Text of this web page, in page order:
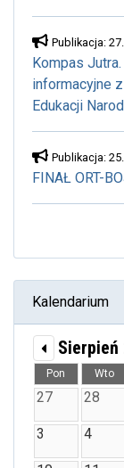
Publikacja:
Kompas
informacyjne
Edukacji
Publikacja:
FINAŁ ORT-
Kalendarium
Sierpień
Pon Wto
27 28
3 4